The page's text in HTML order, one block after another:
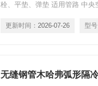
栓、平垫、弹垫 适用管路 中
减少冷量流失，防护橡塑保温
更新时间： 2026-07-26 型号
无缝钢管木哈弗弧形隔